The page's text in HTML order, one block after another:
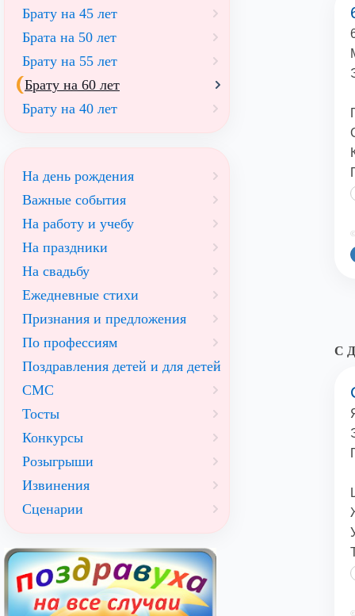
С
Брату на 45 лет
Брата на 50 лет
Брату на 55 лет
Брату на 60 лет
Брату на 40 лет
На день рождения
Важные события
На работу и учебу
На праздники
На свадьбу
Ежедневные стихи
Признания и предложения
По профессиям
Поздравления детей и для детей
СМС
Тосты
Конкурсы
Розыгрыши
Извинения
Сценарии